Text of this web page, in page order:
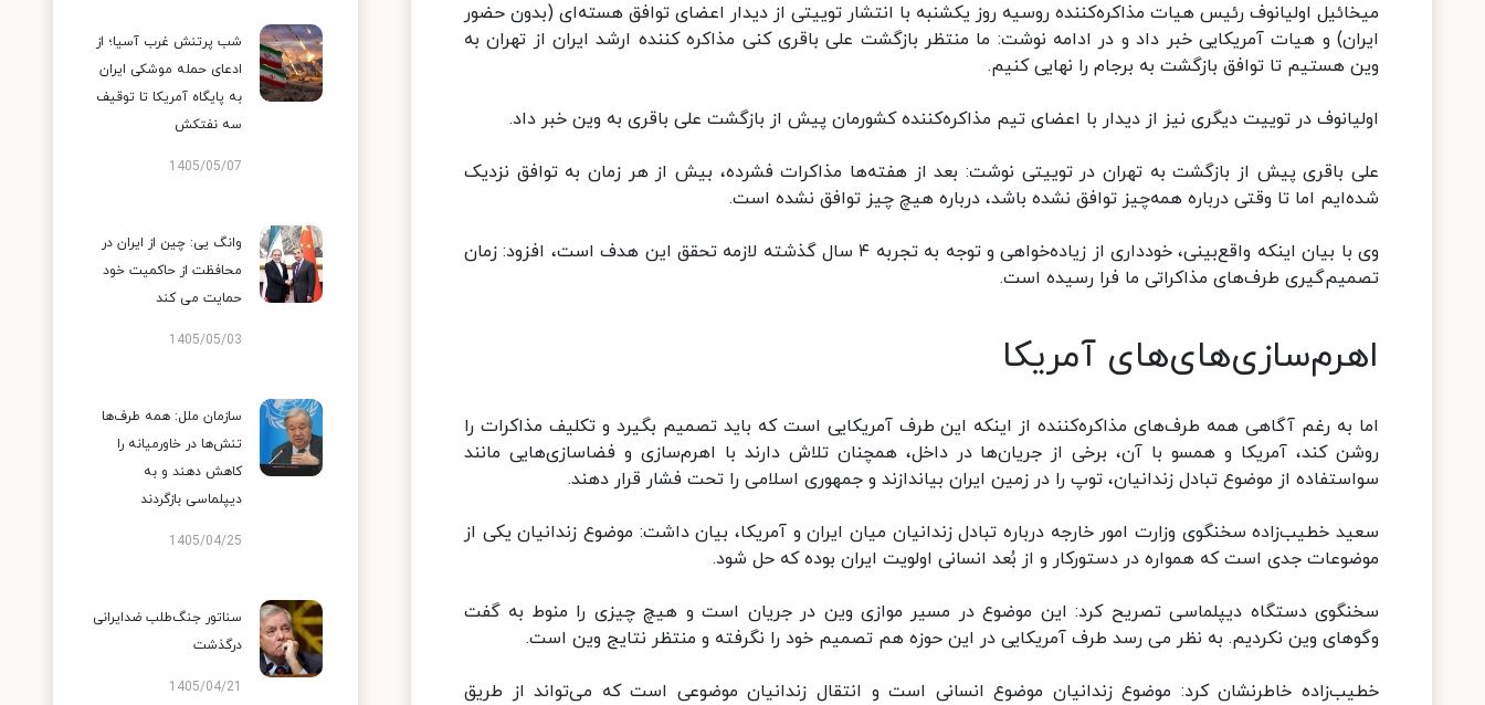
میخائیل اولیانوف رئیس هیات مذاکره‌کننده روسیه روز یکشنبه با انتشار توییتی از دیدار اعضای توافق هسته‌ای (بدون حضور
ایران) و هیات آمریکایی خبر داد و در ادامه نوشت: ما منتظر بازگشت علی باقری کنی مذاکره کننده ارشد ایران از تهران به
وین هستیم تا توافق بازگشت به برجام را نهایی کنیم.
اولیانوف در توییت دیگری نیز از دیدار با اعضای تیم مذاکره‌کننده کشورمان پیش از بازگشت علی باقری به وین خبر داد.
علی باقری پیش از بازگشت به تهران در توییتی نوشت: بعد از هفته‌ها مذاکرات فشرده، بیش از هر زمان به توافق نزدیک
شده‌ایم اما تا وقتی درباره همه‌چیز توافق نشده باشد، درباره هیچ چیز توافق نشده است.
وی با بیان اینکه ‌واقع‌بینی، خودداری از زیاده‌خواهی و توجه به تجربه ۴ سال گذشته لازمه تحقق این هدف است، افزود: زمان
تصمیم‌گیری طرف‌های مذاکراتی ما فرا رسیده است.
اهرم‌سازی‌های‌های آمریکا
اما به رغم آگاهی همه طرف‌های مذاکره‌کننده از اینکه این طرف آمریکایی است که باید تصمیم بگیرد و تکلیف مذاکرات را
روشن کند، آمریکا و همسو با آن، برخی از جریان‌ها در داخل، همچنان تلاش دارند با اهرم‌سازی و فضاسازی‌هایی مانند
سواستفاده از موضوع تبادل زندانیان، توپ را در زمین ایران بیاندازند و جمهوری اسلامی را تحت فشار قرار دهند.
سعید خطیب‌زاده سخنگوی وزارت امور خارجه درباره تبادل زندانیان میان ایران و آمریکا، بیان داشت: موضوع زندانیان یکی از
موضوعات جدی است که همواره در دستورکار و از بُعد انسانی اولویت ایران بوده که حل شود.
سخنگوی دستگاه دیپلماسی تصریح کرد: این موضوع در مسیر موازی وین در جریان است و هیچ چیزی را منوط به گفت‌
وگوهای وین نکردیم. به نظر می رسد طرف آمریکایی در این حوزه هم تصمیم خود را نگرفته و منتظر نتایج وین است.
خطیب‌زاده خاطرنشان کرد: موضوع زندانیان موضوع انسانی است و انتقال زندانیان موضوعی است که می‌تواند از طریق
شب پرتنش غرب آسیا؛ از
ادعای حمله موشکی ایران
به پایگاه آمریکا تا توقیف
سه نفتکش
1405/05/07
وانگ یی: چین از ایران در
محافظت از حاکمیت خود
حمایت می کند
1405/05/03
سازمان ملل: همه طرف‌ها
تنش‌ها در خاورمیانه را
کاهش دهند و به
دیپلماسی بازگردند
1405/04/25
سناتور جنگ‌طلب ضدایرانی
درگذشت
1405/04/21